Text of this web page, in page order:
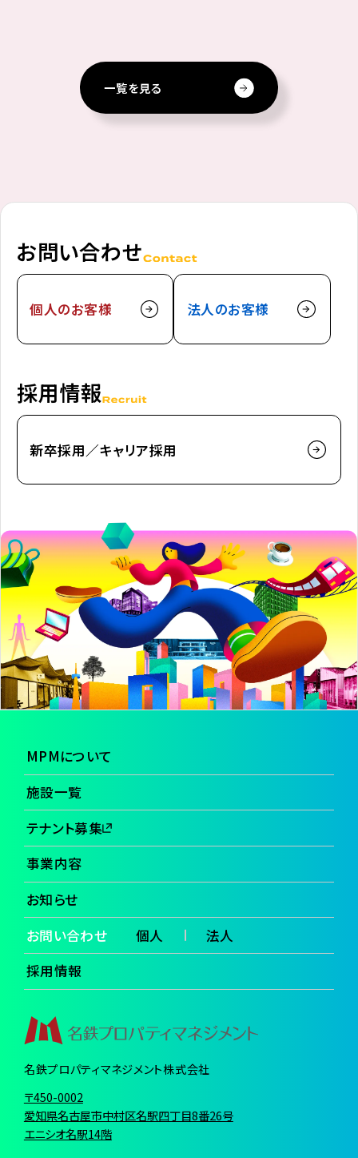
一覧を見る
お問い合わせ
個人のお客様 法人のお客様
採用情報
新卒採用／キャリア採用
MPMについて
施設一覧
テナント募集
事業内容
お知らせ
お問い合わせ
個人
法人
採用情報
名鉄プロパティマネジメント株式会社
〒450-0002
愛知県名古屋市中村区名駅四丁目8番26号
エニシオ名駅14階